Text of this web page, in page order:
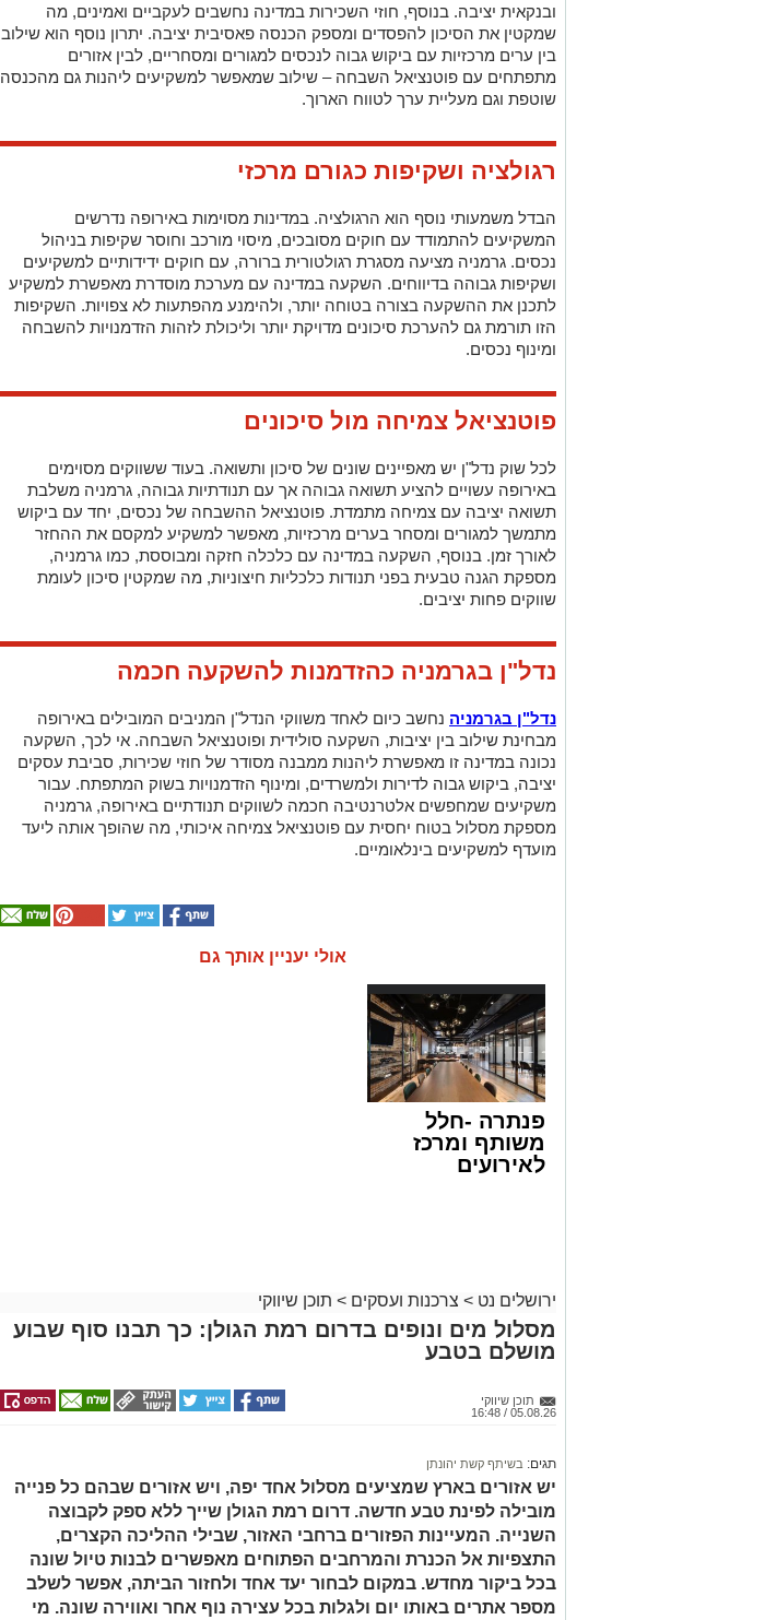
ובנקאית יציבה. בנוסף, חוזי השכירות במדינה נחשבים לעקביים ואמינים, מה
שמקטין את הסיכון להפסדים ומספק הכנסה פאסיבית יציבה. יתרון נוסף הוא שילוב
בין ערים מרכזיות עם ביקוש גבוה לנכסים למגורים ומסחריים, לבין אזורים
מתפתחים עם פוטנציאל השבחה – שילוב שמאפשר למשקיעים ליהנות גם מהכנסה
שוטפת וגם מעליית ערך לטווח הארוך.
רגולציה ושקיפות כגורם מרכזי
הבדל משמעותי נוסף הוא הרגולציה. במדינות מסוימות באירופה נדרשים
המשקיעים להתמודד עם חוקים מסובכים, מיסוי מורכב וחוסר שקיפות בניהול
נכסים. גרמניה מציעה מסגרת רגולטורית ברורה, עם חוקים ידידותיים למשקיעים
ושקיפות גבוהה בדיווחים. השקעה במדינה עם מערכת מוסדרת מאפשרת למשקיע
לתכנן את ההשקעה בצורה בטוחה יותר, ולהימנע מהפתעות לא צפויות. השקיפות
הזו תורמת גם להערכת סיכונים מדויקת יותר וליכולת לזהות הזדמנויות להשבחה
ומינוף נכסים.
פוטנציאל צמיחה מול סיכונים
לכל שוק נדל"ן יש מאפיינים שונים של סיכון ותשואה. בעוד ששווקים מסוימים
באירופה עשויים להציע תשואה גבוהה אך עם תנודתיות גבוהה, גרמניה משלבת
תשואה יציבה עם צמיחה מתמדת. פוטנציאל ההשבחה של נכסים, יחד עם ביקוש
מתמשך למגורים ומסחר בערים מרכזיות, מאפשר למשקיע למקסם את ההחזר
לאורך זמן. בנוסף, השקעה במדינה עם כלכלה חזקה ומבוססת, כמו גרמניה,
מספקת הגנה טבעית בפני תנודות כלכליות חיצוניות, מה שמקטין סיכון לעומת
שווקים פחות יציבים.
נדל"ן בגרמניה כהזדמנות להשקעה חכמה
נדל"ן בגרמניה נחשב כיום לאחד משווקי הנדל"ן המניבים המובילים באירופה
מבחינת שילוב בין יציבות, השקעה סולידית ופוטנציאל השבחה. אי לכך, השקעה
נכונה במדינה זו מאפשרת ליהנות ממבנה מסודר של חוזי שכירות, סביבת עסקים
יציבה, ביקוש גבוה לדירות ולמשרדים, ומינוף הזדמנויות בשוק המתפתח. עבור
משקיעים שמחפשים אלטרנטיבה חכמה לשווקים תנודתיים באירופה, גרמניה
מספקת מסלול בטוח יחסית עם פוטנציאל צמיחה איכותי, מה שהופך אותה ליעד
מועדף למשקיעים בינלאומיים.
אולי יעניין אותך גם
פנתרה -חלל
משותף ומרכז
לאירועים
ירושלים נט > צרכנות ועסקים > תוכן שיווקי
מסלול מים ונופים בדרום רמת הגולן: כך תבנו סוף שבוע
מושלם בטבע
תוכן שיווקי
05.08.26 / 16:48
תגים: בשיתף קשת יהונתן
יש אזורים בארץ שמציעים מסלול אחד יפה, ויש אזורים שבהם כל פנייה
מובילה לפינת טבע חדשה. דרום רמת הגולן שייך ללא ספק לקבוצה
השנייה. המעיינות הפזורים ברחבי האזור, שבילי ההליכה הקצרים,
התצפיות אל הכנרת והמרחבים הפתוחים מאפשרים לבנות טיול שונה
בכל ביקור מחדש. במקום לבחור יעד אחד ולחזור הביתה, אפשר לשלב
מספר אתרים באותו יום ולגלות בכל עצירה נוף אחר ואווירה שונה. מי